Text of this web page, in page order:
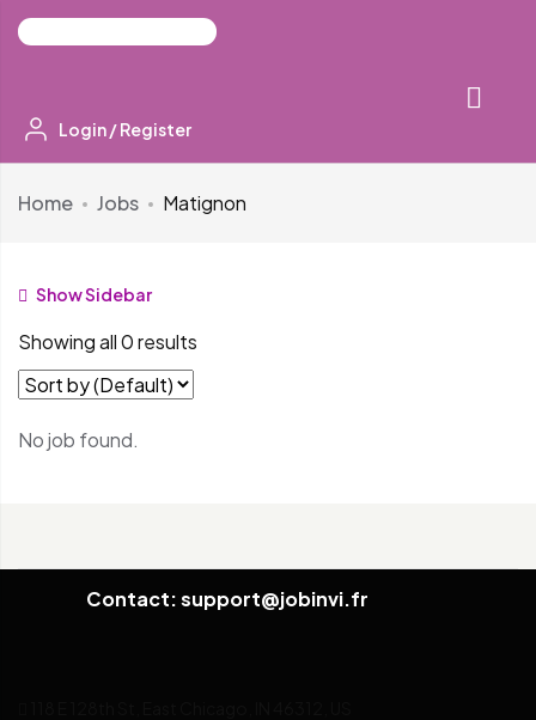
Login /Register
Home Jobs Matignon
Show Sidebar
Showing all 0 results
No job found.
Contact: support@jobinvi.fr